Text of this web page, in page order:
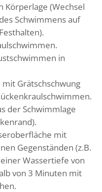
Körperlage (Wechsel
Schwimmens auf
in
Grätschschwung
der Schwimmlage
mit
Gegenständen (z.B.
Wassertiefe von
von 3 Minuten mit